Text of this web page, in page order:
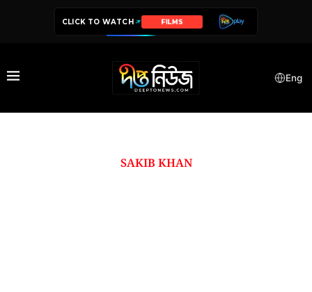
CLICK TO WATCH FILMS
Eng
SAKIB KHAN